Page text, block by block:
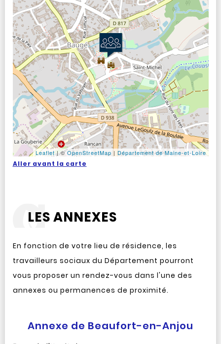
Leaflet |©OpenStreetMap | Département de Maine-et-Loire
Aller avant la carte
LES ANNEXES
En fonction de votre lieu de résidence, les
travailleurs sociaux du Département pourront
vous proposer un rendez-vous dans l'une des
annexes ou permanences de proximité.
Annexe de Beaufort-en-Anjou